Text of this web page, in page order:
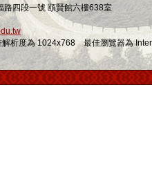
四段一號 頤賢館六樓638室
析度為 1024x768 最佳瀏覽器為